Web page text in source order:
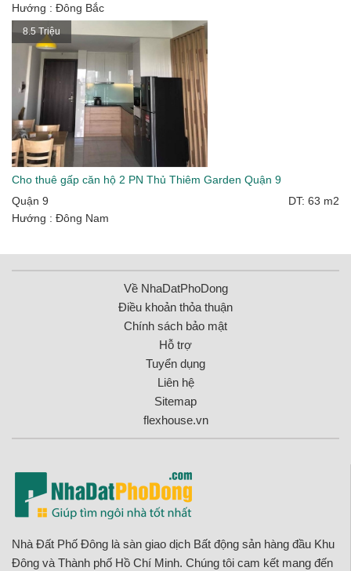
Hướng : Đông Bắc
8.5 Triệu
Cho thuê gấp căn hộ 2 PN Thủ Thiêm Garden Quận 9
Quận 9
DT: 63 m2
Hướng : Đông Nam
Về NhaDatPhoDong
Điều khoản thỏa thuận
Chính sách bảo mật
Hỗ trợ
Tuyển dụng
Liên hệ
Sitemap
flexhouse.vn
Nhà Đất Phố Đông là sàn giao dịch Bất động sản hàng đầu Khu
Đông và Thành phố Hồ Chí Minh. Chúng tôi cam kết mang đến